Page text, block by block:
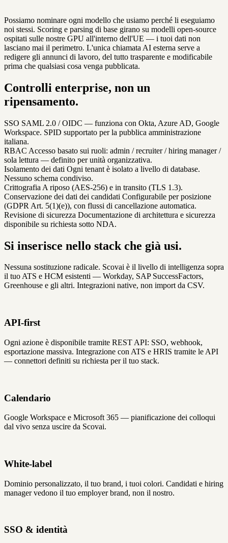
Possiamo nominare ogni modello che usiamo perché li eseguiamo
noi stessi. Scoring e parsing di base girano su modelli open-source
ospitati sulle nostre GPU all'interno dell'UE — i tuoi dati non
lasciano mai il perimetro. L'unica chiamata AI esterna serve a
redigere gli annunci di lavoro, del tutto trasparente e modificabile
prima che qualsiasi cosa venga pubblicata.
Controlli enterprise, non un
ripensamento.
SSO SAML 2.0 / OIDC — funziona con Okta, Azure AD, Google
Workspace. SPID supportato per la pubblica amministrazione
italiana.
RBAC Accesso basato sui ruoli: admin / recruiter / hiring manager /
sola lettura — definito per unità organizzativa.
Isolamento dei dati Ogni tenant è isolato a livello di database.
Nessuno schema condiviso.
Crittografia A riposo (AES-256) e in transito (TLS 1.3).
Conservazione dei dati dei candidati Configurabile per posizione
(GDPR Art. 5(1)(e)), con flussi di cancellazione automatica.
Revisione di sicurezza Documentazione di architettura e sicurezza
disponibile su richiesta sotto NDA.
Si inserisce nello stack che già usi.
Nessuna sostituzione radicale. Scovai è il livello di intelligenza sopra
il tuo ATS e HCM esistenti — Workday, SAP SuccessFactors,
Greenhouse e gli altri. Integrazioni native, non import da CSV.
API-first
Ogni azione è disponibile tramite REST API: SSO, webhook,
esportazione massiva. Integrazione con ATS e HRIS tramite le API
— connettori definiti su richiesta per il tuo stack.
Calendario
Google Workspace e Microsoft 365 — pianificazione dei colloqui
dal vivo senza uscire da Scovai.
White-label
Dominio personalizzato, il tuo brand, i tuoi colori. Candidati e hiring
manager vedono il tuo employer brand, non il nostro.
SSO & identità